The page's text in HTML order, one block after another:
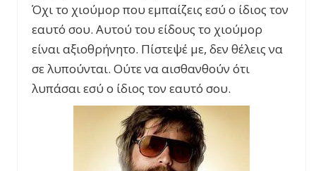
Όχι το χιούμορ που εμπαίζεις εσύ ο ίδιος τον
εαυτό σου. Αυτού του είδους το χιούμορ
είναι αξιοθρήνητο. Πίστεψέ με, δεν θέλεις να
σε λυπούνται. Ούτε να αισθανθούν ότι
λυπάσαι εσύ ο ίδιος τον εαυτό σου.